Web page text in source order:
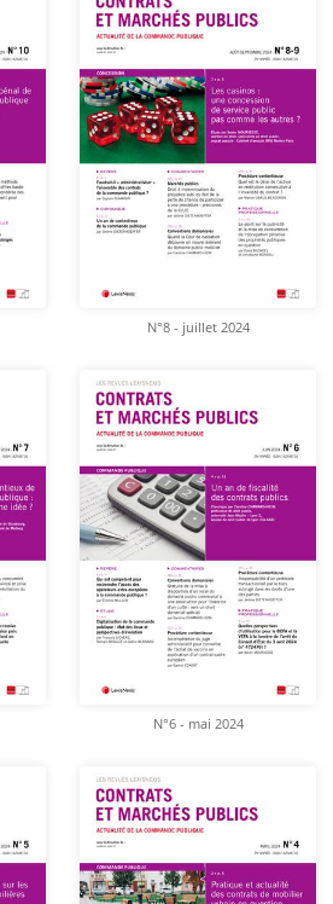
N°8 - juillet 2024
N°6 - mai 2024